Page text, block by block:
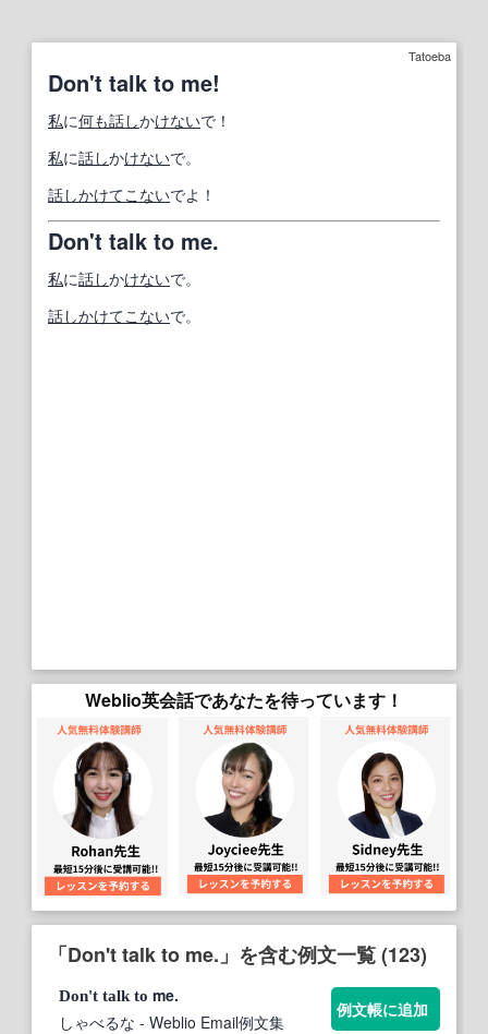
Tatoeba
Don't talk to me!
私に何も話しかけないで！
私に話しかけないで。
話しかけてこないでよ！
Don't talk to me.
私に話しかけないで。
話しかけてこないで。
Weblio英会話であなたを待っています！
「Don't talk to me.」を含む例文一覧 (123)
Don't talk to me.
しゃべるな - Weblio Email例文集
例文帳に追加